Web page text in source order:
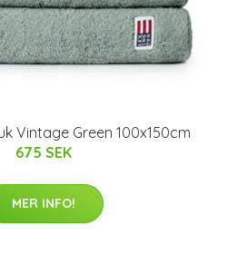
Vintage Green 100x150cm
675 SEK
MER INFO!